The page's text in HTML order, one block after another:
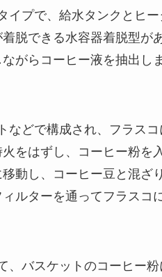
イプで、給水タンクとヒ
脱できる水容器着脱型が
がらコーヒー液を抽出し
などで構成され、フラス
をはずし、コーヒー粉を
動し、コーヒー豆と混ざ
ルターを通ってフラスコ
、バスケットのコーヒー